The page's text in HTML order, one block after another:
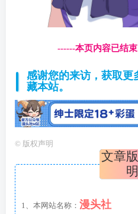
------本页内容已结
感谢您的来访，获取更
藏本站。
© 版权声明
文章
明
1、本网站名称： 漫头社